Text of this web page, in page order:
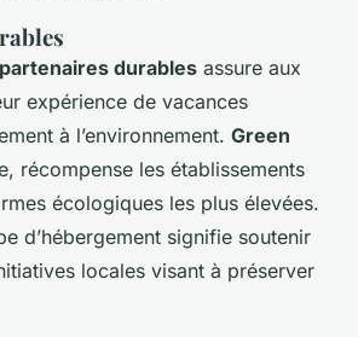
partenaires durables assure aux
expérience de vacances
à l’environnement. Green
récompense les établissements
écologiques les plus élevées.
d’hébergement signifie soutenir
locales visant à préserver